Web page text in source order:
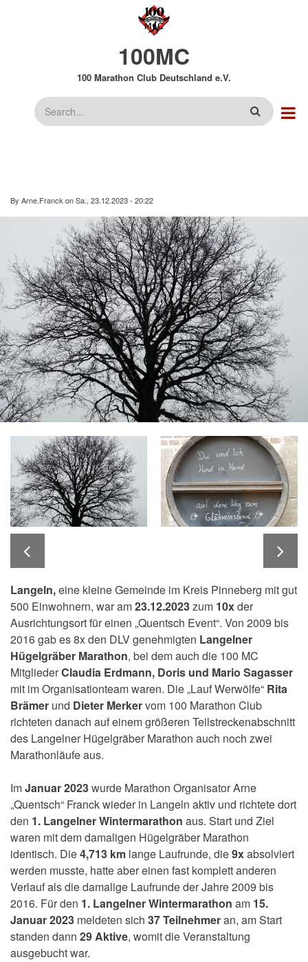
100MC
100 Marathon Club Deutschland e.V.
Suche
By Arne.Franck onSa., 23.12.2023 - 20:22
Langeln,eine kleine Gemeinde im Kreis Pinneberg mit gut
500 Einwohnern, war am23.12.2023zum 10xder
Ausrichtungsort für einen „Quentsch Event“. Von 2009 bis
2016 gab es 8x den DLV genehmigten Langelner
Hügelgräber Marathon, bei dem auch die 100 MC
MitgliederClaudia Erdmann, Doris und Mario Sagasser
mit im Organisationteam waren. Die „Lauf Werwölfe“ Rita
Brämer und Dieter Merkervom 100 Marathon Club
richteten danach auf einem größeren Teilstreckenabschnitt
des Langelner Hügelgräber Marathon auch noch zwei
Marathonläufe aus.
ImJanuar 2023wurde Marathon Organisator Arne
„Quentsch“ Franck wieder in Langeln aktiv und richtete dort
den 1. Langelner Wintermarathon aus. Start und Ziel
waren mit dem damaligen Hügelgräber Marathon
identisch. Die4,713 km lange Laufrunde, die9xabsolviert
werden musste, hatte aber einen fast komplett anderen
Verlauf als die damalige Laufrunde der Jahre 2009 bis
2016. Für den 1. Langelner Wintermarathon am 15.
Januar 2023 meldeten sich 37 Teilnehmeran, am Start
standen dann 29 Aktive, womit die Veranstaltung
ausgebucht war.